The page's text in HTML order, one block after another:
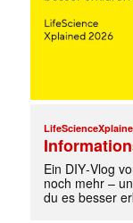
Ein DIY‑Vlog
noch mehr –
du es besser